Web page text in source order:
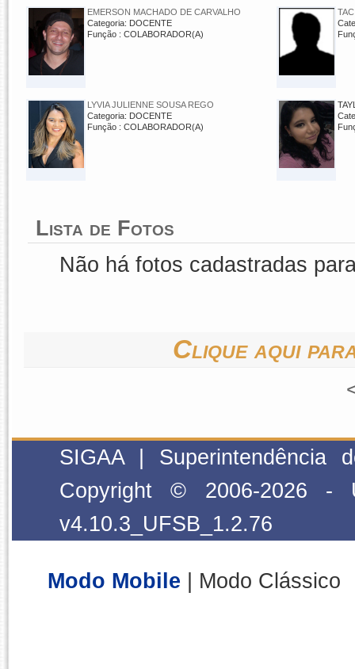
EMERSON MACHADO DE CARVALHO
Categoria: DOCENTE
Função : COLABORADOR(A)
LYVIA JULIENNE SOUSA REGO
Categoria: DOCENTE
Função : COLABORADOR(A)
Lista de Fotos
Não há fotos cadastradas
Clique aqui
SIGAA |
Copyright © 2006-2026 -
v4.10.3_UFSB_1.2.76
Modo Mobile | Modo Clássico